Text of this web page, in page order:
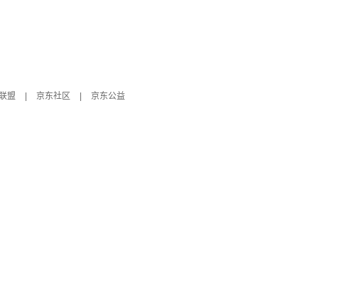
盟 京东社区
京东公益